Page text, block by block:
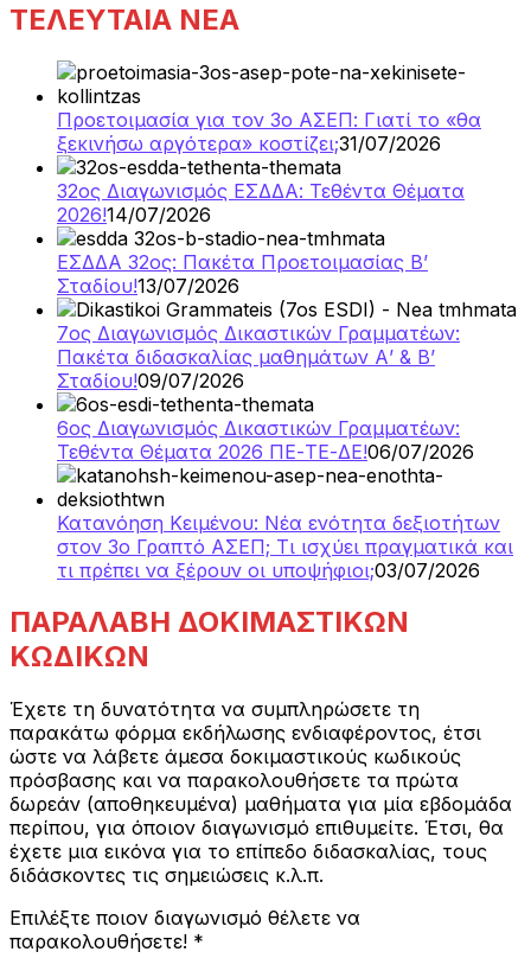
ΤΕΛΕΥΤΑΙΑ ΝΕΑ
Προετοιμασία για τον 3ο ΑΣΕΠ: Γιατί το «θα
ξεκινήσω αργότερα» κοστίζει;31/07/2026
32ος Διαγωνισμός ΕΣΔΔΑ: Τεθέντα Θέματα
2026!14/07/2026
ΕΣΔΔΑ 32ος: Πακέτα Προετοιμασίας Β’
Σταδίου!13/07/2026
7ος Διαγωνισμός Δικαστικών Γραμματέων:
Πακέτα διδασκαλίας μαθημάτων Α’ & Β’
Σταδίου!09/07/2026
6ος Διαγωνισμός Δικαστικών Γραμματέων:
Τεθέντα Θέματα 2026 ΠΕ-ΤΕ-ΔΕ!06/07/2026
Κατανόηση Κειμένου: Νέα ενότητα δεξιοτήτων
στον 3ο Γραπτό ΑΣΕΠ; Τι ισχύει πραγματικά και
τι πρέπει να ξέρουν οι υποψήφιοι;03/07/2026
ΠΑΡΑΛΑΒΗ ΔΟΚΙΜΑΣΤΙΚΩΝ
ΚΩΔΙΚΩΝ
Έχετε τη δυνατότητα να συμπληρώσετε τη
παρακάτω φόρμα εκδήλωσης ενδιαφέροντος, έτσι
ώστε να λάβετε άμεσα δοκιμαστικούς κωδικούς
πρόσβασης και να παρακολουθήσετε τα πρώτα
δωρεάν (αποθηκευμένα) μαθήματα για μία εβδομάδα
περίπου, για όποιον διαγωνισμό επιθυμείτε. Έτσι, θα
έχετε μια εικόνα για το επίπεδο διδασκαλίας, τους
διδάσκοντες τις σημειώσεις κ.λ.π.
ΕΠΩΝΥΜΟ
να
Επιλέξτε ποιον διαγωνισμό θέλετε να
παρακολουθήσετε! *